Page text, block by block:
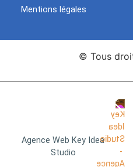
Mentions légales
© Tous
Agence Web Key Idea
Studio